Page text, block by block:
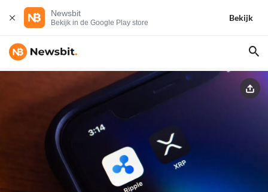
Newsbit
Bekijk in de Google Play store
Bekijk